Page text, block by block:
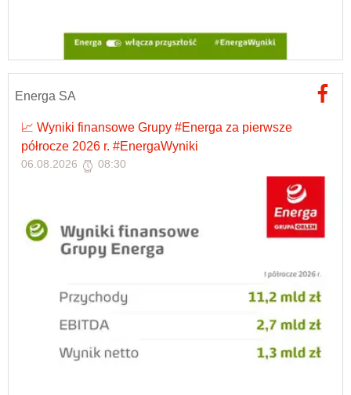
Energa SA
📈 Wyniki finansowe Grupy #Energa za pierwsze
półrocze 2026 r. #EnergaWyniki
06.08.2026 08:30